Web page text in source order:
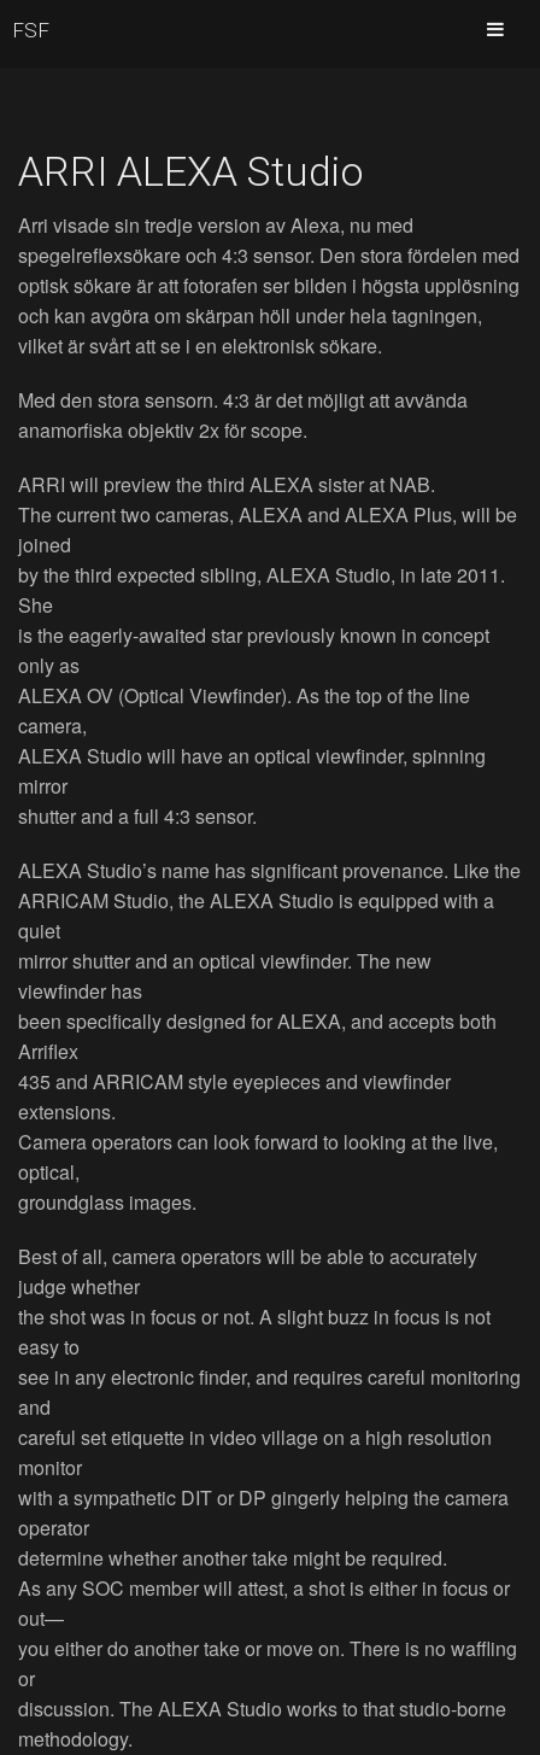
ARRI ALEXA Studio
Arri visade sin tredje version av Alexa, nu med
spegelreflexsökare och 4:3 sensor. Den stora fördelen med
optisk sökare är att fotorafen ser bilden i högsta upplösning
och kan avgöra om skärpan höll under hela tagningen,
vilket är svårt att se i en elektronisk sökare.
Med den stora sensorn. 4:3 är det möjligt att avvända
anamorfiska objektiv 2x för scope.
ARRI will preview the third ALEXA sister at NAB.
The current two cameras, ALEXA and ALEXA Plus, will be
joined
by the third expected sibling, ALEXA Studio, in late 2011.
She
is the eagerly-awaited star previously known in concept
only as
ALEXA OV (Optical Viewfinder). As the top of the line
camera,
ALEXA Studio will have an optical viewfinder, spinning
mirror
shutter and a full 4:3 sensor.
ALEXA Studio’s name has significant provenance. Like the
ARRICAM Studio, the ALEXA Studio is equipped with a
quiet
mirror shutter and an optical viewfinder. The new
viewfinder has
been specifically designed for ALEXA, and accepts both
Arriflex
435 and ARRICAM style eyepieces and viewfinder
extensions.
Camera operators can look forward to looking at the live,
optical,
groundglass images.
Best of all, camera operators will be able to accurately
judge whether
the shot was in focus or not. A slight buzz in focus is not
easy to
see in any electronic finder, and requires careful monitoring
and
careful set etiquette in video village on a high resolution
monitor
with a sympathetic DIT or DP gingerly helping the camera
operator
determine whether another take might be required.
As any SOC member will attest, a shot is either in focus or
out—
you either do another take or move on. There is no waffling
or
discussion. The ALEXA Studio works to that studio-borne
methodology.
FSF